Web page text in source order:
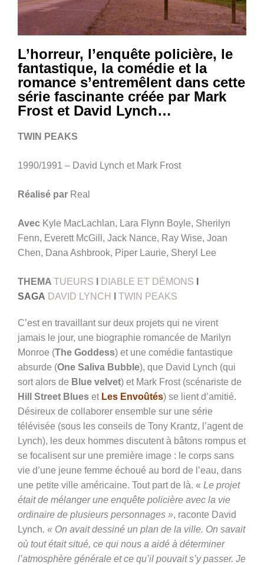
L’horreur, l’enquête policière, le
fantastique, la comédie et la
romance s’entremêlent dans cette
série fascinante créée par Mark
Frost et David Lynch…
TWIN PEAKS
1990/1991 – David Lynch et Mark Frost
Réalisé par Real
Avec Kyle MacLachlan, Lara Flynn Boyle, Sherilyn
Fenn, Everett McGill, Jack Nance, Ray Wise, Joan
Chen, Dana Ashbrook, Piper Laurie, Sheryl Lee
THEMA TUEURS DIABLE ET DÉMONS
SAGA DAVID LYNCH TWIN PEAKS
C’est en travaillant sur deux projets qui ne virent
jamais le jour, une biographie romancée de Marilyn
Monroe (The Goddess) et une comédie fantastique
absurde (One Saliva Bubble), que David Lynch (qui
sort alors de Blue velvet) et Mark Frost (scénariste de
Hill Street Blues et Les Envoûtés) se lient d’amitié.
Désireux de collaborer ensemble sur une série
télévisée (sous les conseils de Tony Krantz, l’agent de
Lynch), les deux hommes discutent à bâtons rompus et
se focalisent sur une première image : le corps sans
vie d’une jeune femme échoué au bord de l’eau, dans
une petite ville américaine. Tout part de là. « Le projet
était de mélanger une enquête policière avec la vie
ordinaire de plusieurs personnages », raconte David
Lynch. « On avait dessiné un plan de la ville. On savait
où tout était situé, ce qui nous a aidé à déterminer
l’atmosphère générale et ce qu’il pouvait s’y passer. Je